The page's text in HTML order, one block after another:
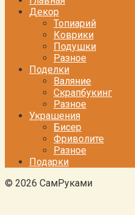
Декор
Топиарий
Коврики
Подушки
Разное
Поделки
Валяние
Скрапбукинг
Разное
Украшения
Бисер
Фриволите
Разное
Подарки
© 2026 СамРуками